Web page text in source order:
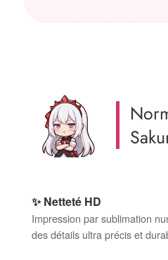
✨ Netteté HD
Impression par sublimation
des détails ultra précis et